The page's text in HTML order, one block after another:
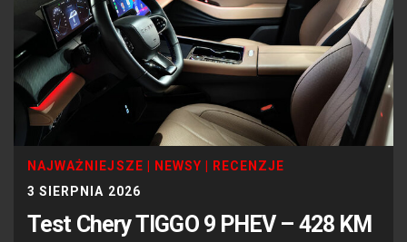
NAJWAŻNIEJSZE NEWSY
RECENZJE
3 SIERPNIA 2026
Test Chery TIGGO 9 PHEV – 428 KM